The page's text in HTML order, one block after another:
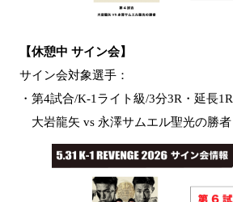
【休憩中 サイン会】
サイン会対象選手：
・第4試合/K-1ライト級/3分3R・延長1R
大岩龍矢 vs 永澤サムエル聖光の勝者